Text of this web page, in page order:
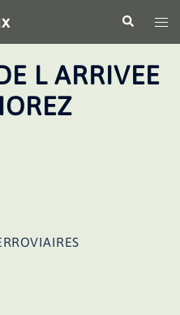
le
L ARRIVEE